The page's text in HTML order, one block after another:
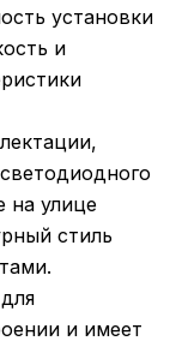
установки
и
на улице
стиль
и имеет